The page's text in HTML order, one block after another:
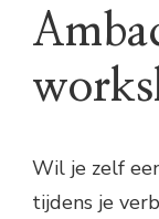
Wil je zelf
tijdens je